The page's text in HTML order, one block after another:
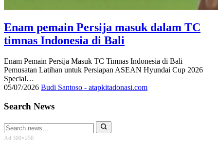
Enam pemain Persija masuk dalam TC
timnas Indonesia di Bali
Enam Pemain Persija Masuk TC Timnas Indonesia di Bali
Pemusatan Latihan untuk Persiapan ASEAN Hyundai Cup 2026
Special…
05/07/2026 Budi Santoso - atapkitadonasi.com
Search News
Search
for:
Ad 300×250